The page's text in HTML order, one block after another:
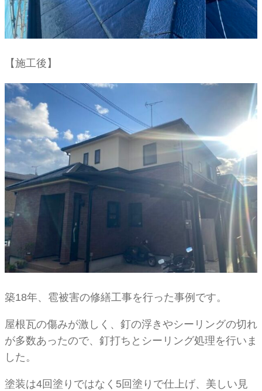
【施工後】
築18年、雹被害の修繕工事を行った事例です。
屋根瓦の傷みが激しく、釘の浮きやシーリングの切れ
が多数あったので、釘打ちとシーリング処理を行いま
した。
塗装は4回塗りではなく5回塗りで仕上げ、美しい見